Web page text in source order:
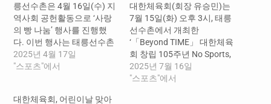
릉선수촌은 4월 16일(수) 지
역사회 공헌활동으로 ‘사랑
의 빵 나눔’ 행사를 진행했
다. 이번 행사는 태릉선수촌
제과기능장, 직원들이 함께
만든 건강하고 영양 가득한
년들에게 전달하는 자리로,
2025년 4월 17일
"스포츠"에서
대한체육회(회장 유승민)는
7월 15일(화) 오후 3시, 태릉
선수촌에서 개최한
‘「Beyond TIME」 대한체육
회 창립 105주년 No Sports,
No Future’ 행사를 성황리에
마무리했다. 이번 행사는 한
2025년 7월 16일
"스포츠"에서
대한체육회, 어린이날 맞아